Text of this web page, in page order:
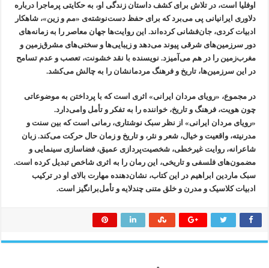
اوفلیا است، در تلاش برای کشف داستان زندگی او، به حکایتی پرماجرا درباره
دلاوری ایرانیانی پی می‌برد که برای حفظ دست‌نوشته‌ی «مم و زین»، شاهکار
ادبیات کردی، جان‌فشانی کرده‌اند. این روایت‌ها جهان معاصر را به زمانه‌های
دور سرزمین‌های شرقی پیوند می‌دهد و زیبایی‌ها و سختی‌های مشرق‌زمین و
مغرب‌زمین را در هم می‌آمیزد. نویسنده با نقد خشونت، تعصب و عدم تسامح
در این سرزمین‌ها، تاریخ و فرهنگ مردمانشان را به چالش می‌کشد.
در مجموع، «رویای مردان ایرانی» اثری است که با پرداختن به موضوعاتی
چون هویت، فرهنگ و تاریخ، خواننده را به تفکر و تأمل وامی‌دارد.
«رویای مردان ایرانی» از نظر سبک نوشتاری، رمانی است که بین سنت و
مدرنیته، واقعیت و خیال، شعر و نثر، و تاریخ و زمان حال حرکت می‌کند. زبان
شاعرانه، روایت غیرخطی، شخصیت‌پردازی عمیق، فضاسازی سینمایی و
مضمون‌های فلسفی و تاریخی، این رمان را به اثری شاخص تبدیل کرده است.
سبک ماردین ابراهیم در این کتاب، نشان‌دهنده مهارت بالای او در ترکیب
ادبیات کلاسیک و مدرن و خلق متنی چندلایه و تأمل‌برانگیز است.